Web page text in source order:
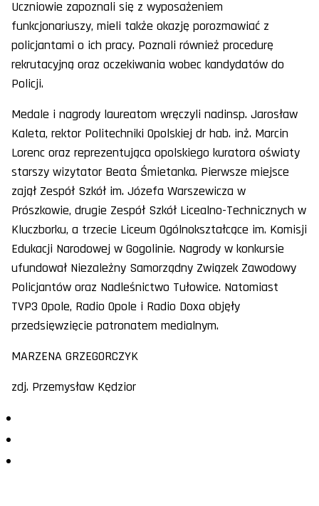
Uczniowie zapoznali się z wyposażeniem
funkcjonariuszy, mieli także okazję porozmawiać z
policjantami o ich pracy. Poznali również procedurę
rekrutacyjną oraz oczekiwania wobec kandydatów do
Policji.
Medale i nagrody laureatom wręczyli nadinsp. Jarosław
Kaleta, rektor Politechniki Opolskiej dr hab. inż. Marcin
Lorenc oraz reprezentująca opolskiego kuratora oświaty
starszy wizytator Beata Śmietanka. Pierwsze miejsce
zajął Zespół Szkół im. Józefa Warszewicza w
Prószkowie, drugie Zespół Szkół Licealno-Technicznych w
Kluczborku, a trzecie Liceum Ogólnokształcące im. Komisji
Edukacji Narodowej w Gogolinie. Nagrody w konkursie
ufundował Niezależny Samorządny Związek Zawodowy
Policjantów oraz Nadleśnictwo Tułowice. Natomiast
TVP3 Opole, Radio Opole i Radio Doxa objęły
przedsięwzięcie patronatem medialnym.
MARZENA GRZEGORCZYK
zdj. Przemysław Kędzior